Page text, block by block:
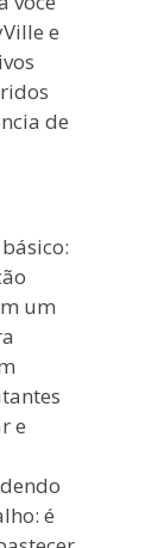
e
de
um
e
é